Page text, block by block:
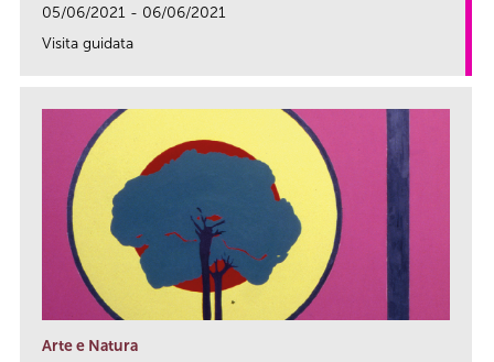
05/06/2021 - 06/06/2021
Visita guidata
Arte e Natura